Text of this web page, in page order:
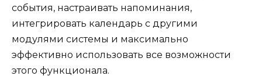
события, настраивать напоминания,
интегрировать календарь с другими
модулями системы и максимально
эффективно использовать все возможности
этого функционала.